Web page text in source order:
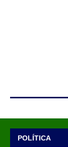
POLÍTICA